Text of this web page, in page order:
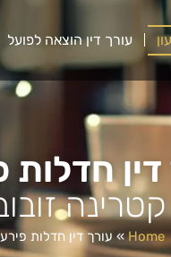
עורך דין הוצאה לפועל
חדלות
קטרינה
Home
» עורך דין חדלות